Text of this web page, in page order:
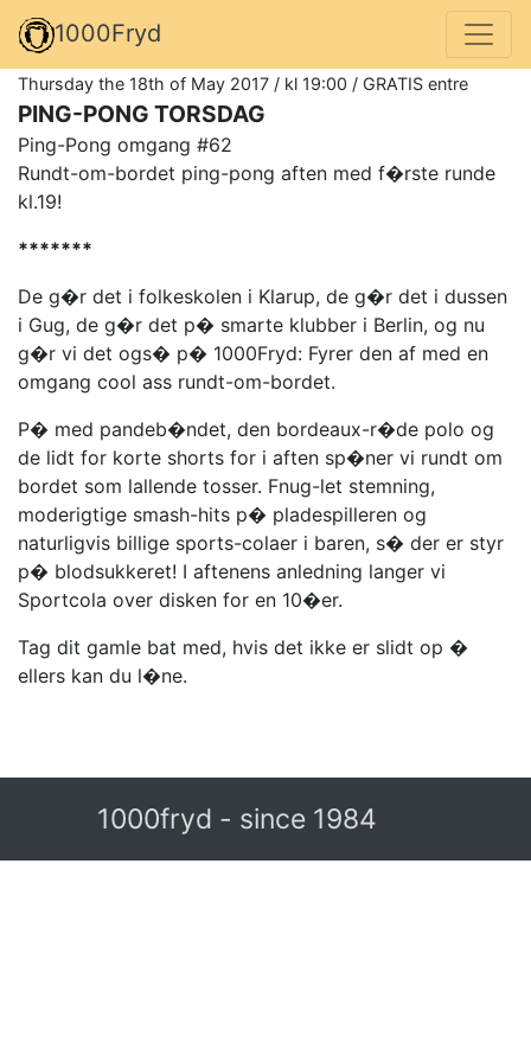
1000Fryd
Thursday the 18th of May 2017 / kl 19:00 / GRATIS entre
PING-PONG TORSDAG
Ping-Pong omgang #62
Rundt-om-bordet ping-pong aften med f�rste runde
kl.19!
*******
De g�r det i folkeskolen i Klarup, de g�r det i dussen
i Gug, de g�r det p� smarte klubber i Berlin, og nu
g�r vi det ogs� p� 1000Fryd: Fyrer den af med en
omgang cool ass rundt-om-bordet.
P� med pandeb�ndet, den bordeaux-r�de polo og
de lidt for korte shorts for i aften sp�ner vi rundt om
bordet som lallende tosser. Fnug-let stemning,
moderigtige smash-hits p� pladespilleren og
naturligvis billige sports-colaer i baren, s� der er styr
p� blodsukkeret! I aftenens anledning langer vi
Sportcola over disken for en 10�er.
Tag dit gamle bat med, hvis det ikke er slidt op �
ellers kan du l�ne.
1000fryd - since 1984